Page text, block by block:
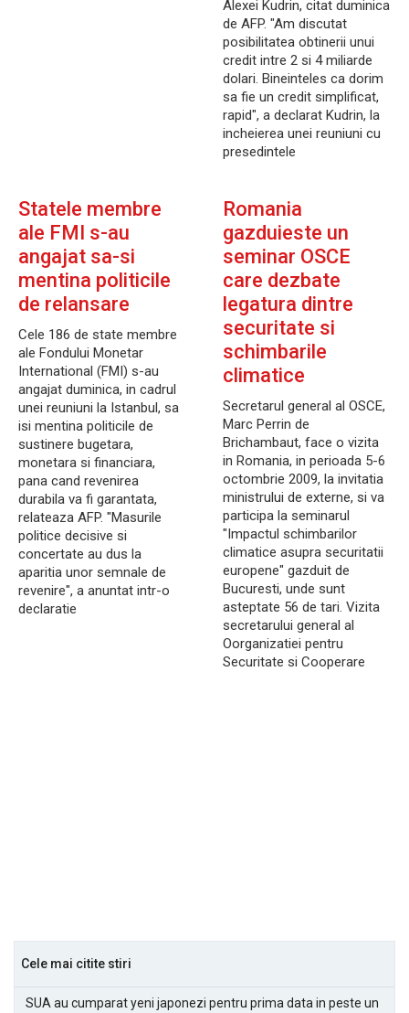
Alexei Kudrin, citat duminica
de AFP. "Am discutat
posibilitatea obtinerii unui
credit intre 2 si 4 miliarde
dolari. Bineinteles ca dorim
sa fie un credit simplificat,
rapid", a declarat Kudrin, la
incheierea unei reuniuni cu
presedintele
Statele membre
ale FMI s-au
angajat sa-si
mentina politicile
de relansare
Cele 186 de state membre
ale Fondului Monetar
International (FMI) s-au
angajat duminica, in cadrul
unei reuniuni la Istanbul, sa
isi mentina politicile de
sustinere bugetara,
monetara si financiara,
pana cand revenirea
durabila va fi garantata,
relateaza AFP. "Masurile
politice decisive si
concertate au dus la
aparitia unor semnale de
revenire", a anuntat intr-o
declaratie
Romania
gazduieste un
seminar OSCE
care dezbate
legatura dintre
securitate si
schimbarile
climatice
Secretarul general al OSCE,
Marc Perrin de
Brichambaut, face o vizita
in Romania, in perioada 5-6
octombrie 2009, la invitatia
ministrului de externe, si va
participa la seminarul
"Impactul schimbarilor
climatice asupra securitatii
europene" gazduit de
Bucuresti, unde sunt
asteptate 56 de tari. Vizita
secretarului general al
Oorganizatiei pentru
Securitate si Cooperare
Cele mai citite stiri
SUA au cumparat yeni japonezi pentru prima data in peste un